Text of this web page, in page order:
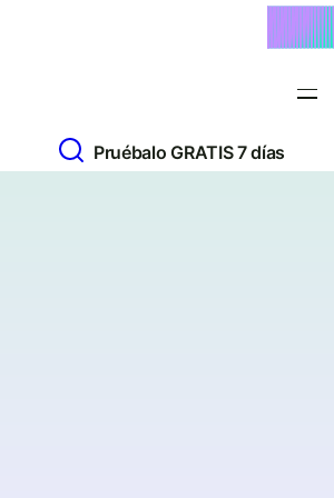
Pruébalo GRATIS 7 días